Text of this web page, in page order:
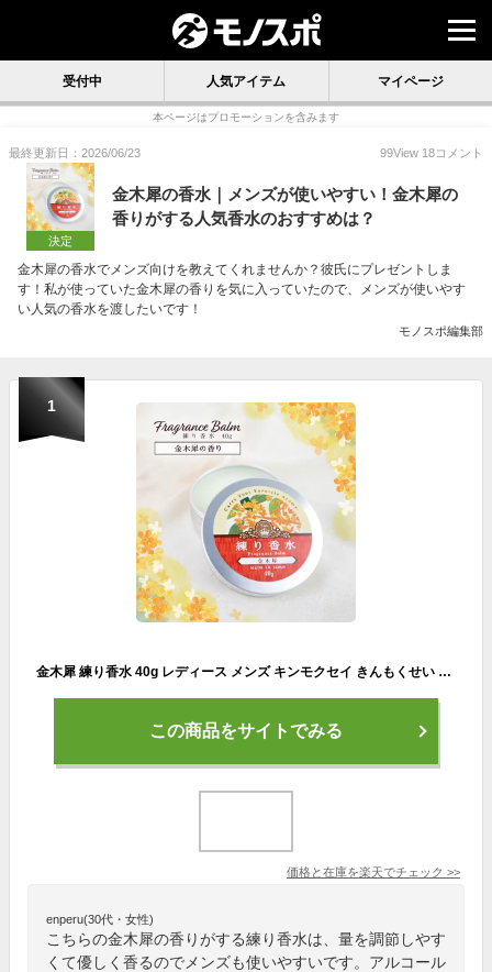
受付中 人気アイテム マイページ
本ページはプロモーションを含みます
最終更新日：2026/06/23 99View 18コメント
決定
金木犀の香水｜メンズが使いやすい！金木犀の
香りがする人気香水のおすすめは？
金木犀の香水でメンズ向けを教えてくれませんか？彼氏にプレゼントしま
す！私が使っていた金木犀の香りを気に入っていたので、メンズが使いやす
い人気の香水を渡したいです！
モノスポ編集部
1
金木犀 練り香水 40g レディース メンズ キンモクセイ きんもくせい アロマ 練香水 香水 フレグランス バーム ソリッドパフューム ハンド オイル フェイス ボディ クリーム 天然 日本製 国産 保湿 保湿クリーム 男女兼用
この商品をサイトでみる
価格と在庫を楽天でチェック >>
enperu(30代・女性)
こちらの金木犀の香りがする練り香水は、量を調節しやす
くて優しく香るのでメンズも使いやすいです。アルコール